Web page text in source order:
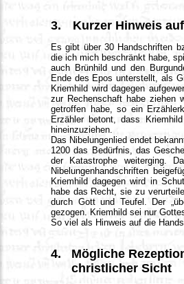
3. Kurzer Hinweis
Es gibt über 30 Handschriften
die ich mich beschränkt habe,
auch Brünhild und den
Ende des Epos unterstellt, als
Kriemhild wird dagegen
zur Rechenschaft habe ziehen
getroffen habe, so ein
Erzähler betont, dass
hineinzuziehen.
Das Nibelungenlied endet
1200 das Bedürfnis, das
der Katastrophe weiterging.
Nibelungenhandschriften
Kriemhild dagegen wird in
habe das Recht, sie zu
durch Gott und Teufel. Der
gezogen. Kriemhild sei nur
So viel als Hinweis auf die
4.
Mögliche
christlicher Sicht